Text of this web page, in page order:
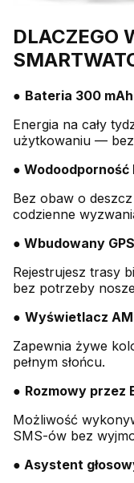
DLACZEGO
● Bateria 300
Energia na cały
użytkowaniu — bez
● Wodoodporność
Bez obaw o
codzienne
● Wbudowany
Rejestrujesz trasy
bez potrzeby
● Wyświetlacz
Zapewnia żywe
pełnym słońcu.
● Rozmowy przez
Możliwość
SMS-ów bez
● Asystent